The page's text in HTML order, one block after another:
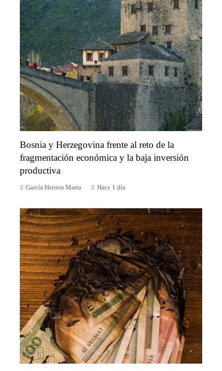
Bosnia y Herzegovina frente al reto de la
fragmentación económica y la baja inversión
productiva
García Herrera Marta Hace 1 día